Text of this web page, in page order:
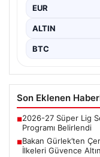
yeni çerçeve…
EUR
ALTIN
BTC
Son Eklenen
■2026-27 Süper Lig
Programı Belirlendi
■Bakan Gürlek’ten
İlkeleri Güvence